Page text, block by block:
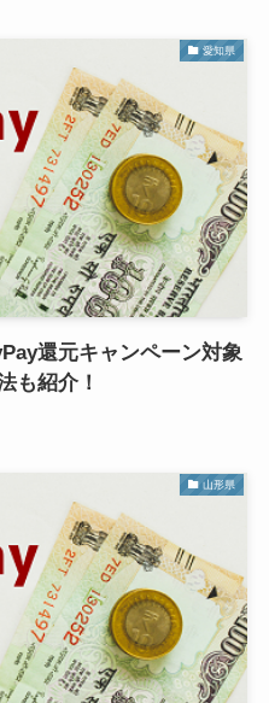
愛知県
還元キャンペーン対象
も紹介！
山形県